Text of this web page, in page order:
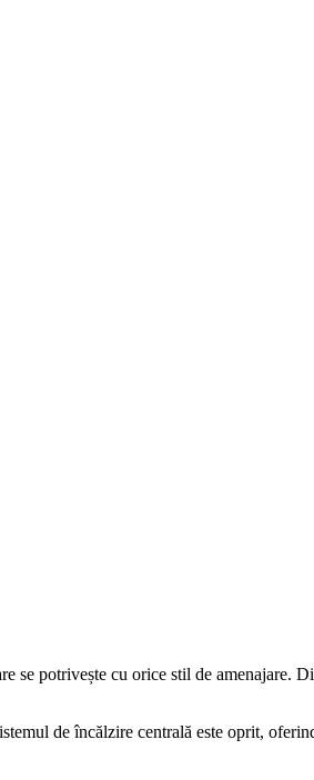
se potrivește cu orice stil de amenajare.
de încălzire centrală este oprit,